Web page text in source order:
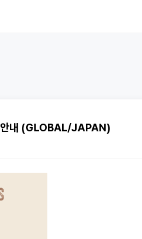
내 (GLOBAL/JAPAN)